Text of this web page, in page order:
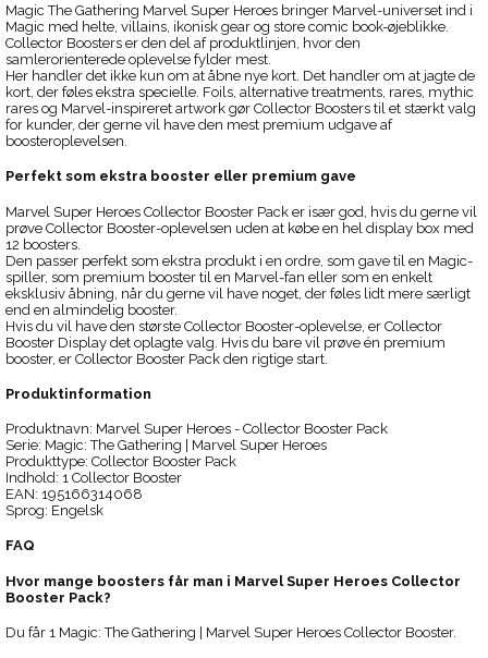
Magic The Gathering Marvel Super Heroes bringer Marvel-universet ind i
Magic med helte, villains, ikonisk gear og store comic book-øjeblikke.
Collector Boosters er den del af produktlinjen, hvor den
samlerorienterede oplevelse fylder mest.
Her handler det ikke kun om at åbne nye kort. Det handler om at jagte de
kort, der føles ekstra specielle. Foils, alternative treatments, rares, mythic
rares og Marvel-inspireret artwork gør Collector Boosters til et stærkt valg
for kunder, der gerne vil have den mest premium udgave af
boosteroplevelsen.
Perfekt som ekstra booster eller premium gave
Marvel Super Heroes Collector Booster Pack er især god, hvis du gerne vil
prøve Collector Booster-oplevelsen uden at købe en hel display box med
12 boosters.
Den passer perfekt som ekstra produkt i en ordre, som gave til en Magic-
spiller, som premium booster til en Marvel-fan eller som en enkelt
eksklusiv åbning, når du gerne vil have noget, der føles lidt mere særligt
end en almindelig booster.
Hvis du vil have den største Collector Booster-oplevelse, er Collector
Booster Display det oplagte valg. Hvis du bare vil prøve én premium
booster, er Collector Booster Pack den rigtige start.
Produktinformation
Produktnavn: Marvel Super Heroes - Collector Booster Pack
Serie: Magic: The Gathering | Marvel Super Heroes
Produkttype: Collector Booster Pack
Indhold: 1 Collector Booster
EAN: 195166314068
Sprog: Engelsk
FAQ
Hvor mange boosters får man i Marvel Super Heroes Collector
Booster Pack?
Du får 1 Magic: The Gathering | Marvel Super Heroes Collector Booster.